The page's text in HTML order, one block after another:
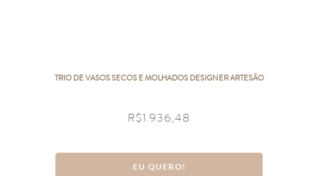
TRIO DE VASOS SECOS E MOLHADOS DESIGNER ARTESÃO
R$1.936,48
EU QUERO!